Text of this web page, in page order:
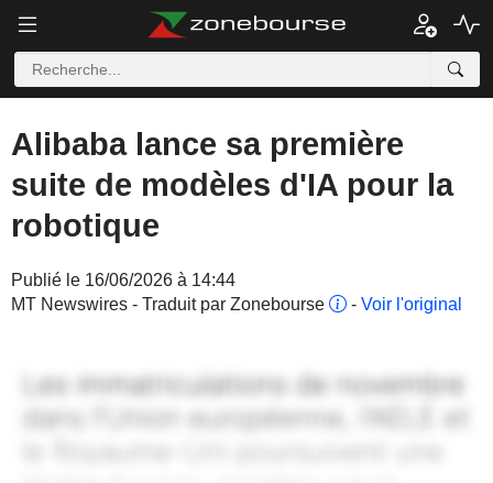
Alibaba lance sa première
suite de modèles d'IA pour la
robotique
Publié le 16/06/2026 à 14:44
MT Newswires - Traduit par Zonebourse
- Voir l'original